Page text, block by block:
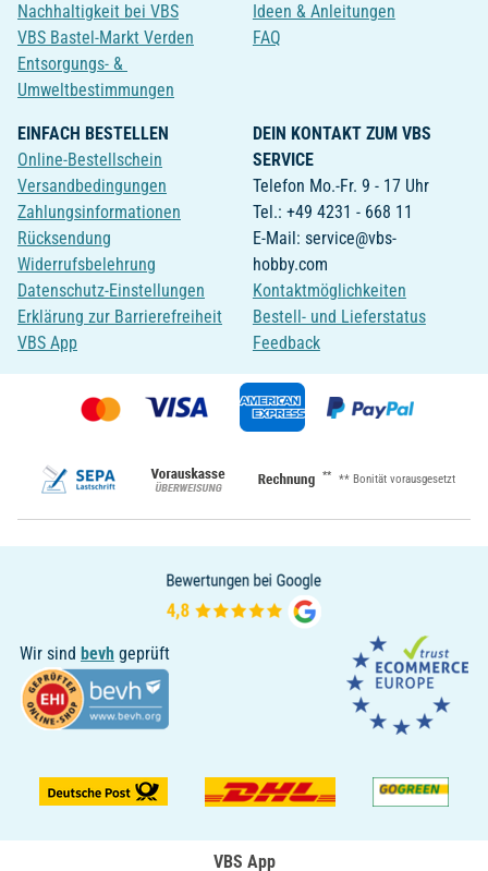
Nachhaltigkeit bei VBS
VBS Bastel-Markt Verden
Entsorgungs- &
Umweltbestimmungen
Ideen & Anleitungen
FAQ
EINFACH BESTELLEN
Online-Bestellschein
Versandbedingungen
Zahlungsinformationen
Rücksendung
Widerrufsbelehrung
Datenschutz-Einstellungen
Erklärung zur Barrierefreiheit
VBS App
DEIN KONTAKT ZUM VBS
SERVICE
Telefon Mo.-Fr. 9 - 17 Uhr
Tel.: +49 4231 - 668 11
E-Mail: service@vbs-
hobby.com
Kontaktmöglichkeiten
Bestell- und Lieferstatus
Feedback
** ** Bonität vorausgesetzt
Wir sind bevh geprüft
VBS App